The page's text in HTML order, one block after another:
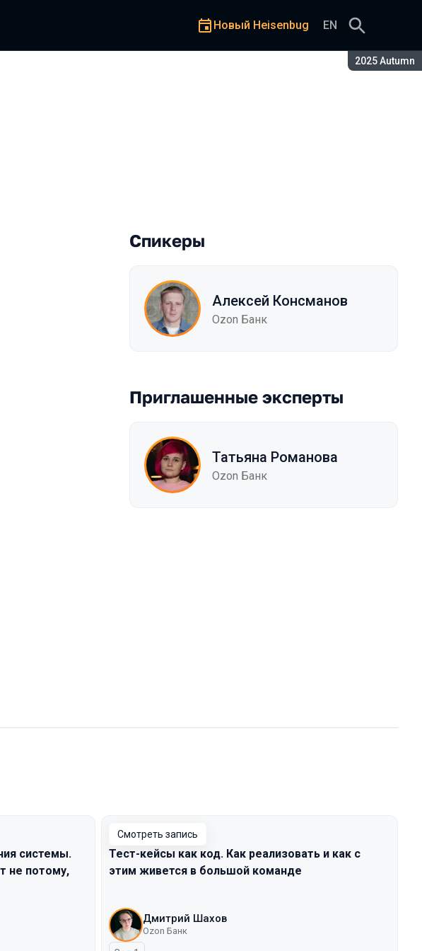
Сезон:
2025 Autumn
Новый Heisenbug EN
backend-автотесты
Спикеры
Алексей Консманов
Ozon Банк
Приглашенные эксперты
Татьяна Романова
Ozon Банк
системы.
не потому,
Смотреть запись
Тест-кейсы как код. Как реализовать и как с
этим живется в большой команде
Дмитрий Шахов
Ozon Банк